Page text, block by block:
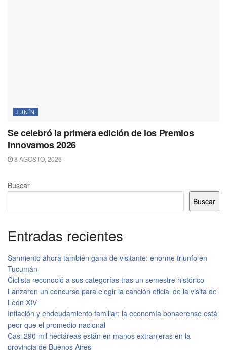
JUNÍN
Se celebró la primera edición de los Premios
Innovamos 2026
8 AGOSTO, 2026
Buscar
Buscar
Entradas recientes
Sarmiento ahora también gana de visitante: enorme triunfo en
Tucumán
Ciclista reconoció a sus categorías tras un semestre histórico
Lanzaron un concurso para elegir la canción oficial de la visita de
León XIV
Inflación y endeudamiento familiar: la economía bonaerense está
peor que el promedio nacional
Casi 290 mil hectáreas están en manos extranjeras en la
provincia de Buenos Aires